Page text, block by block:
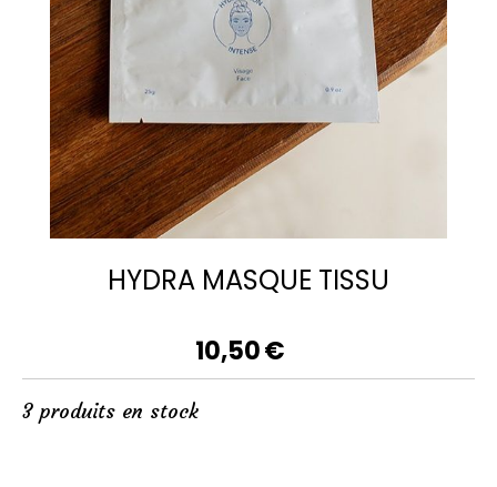
HYDRA MASQUE TISSU
10,50€
3 produits en stock